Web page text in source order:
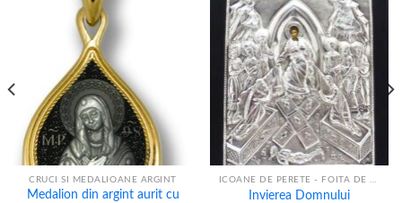
CRUCI SI MEDALIOANE ARGINT
Medalion din argint aurit cu
ICOANE DE PERETE - FOITA DE ARGINT
Invierea Domnului